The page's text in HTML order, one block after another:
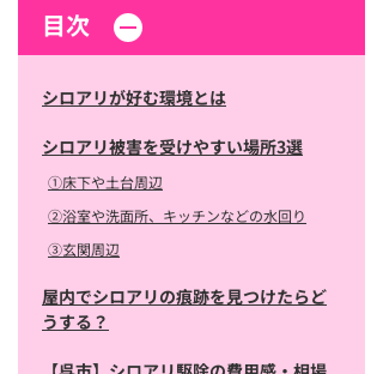
目次
シロアリが好む環境とは
シロアリ被害を受けやすい場所3選
①床下や土台周辺
②浴室や洗面所、キッチンなどの水回り
③玄関周辺
屋内でシロアリの痕跡を見つけたらど
うする？